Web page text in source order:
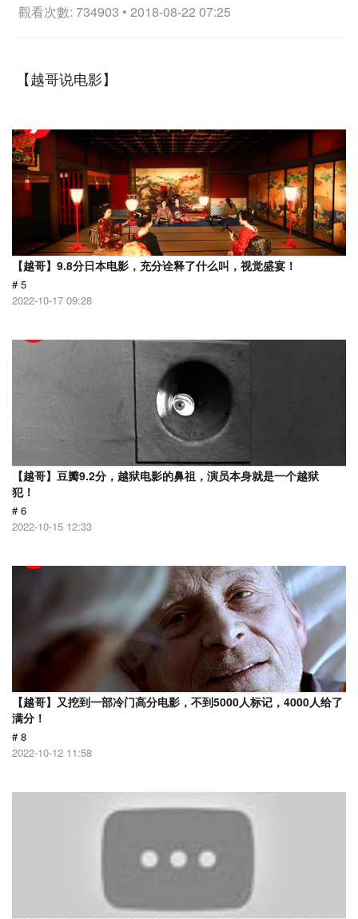
觀看次數: 734903 • 2018-08-22 07:25
【越哥说电影】
【越哥】9.8分日本电影，充分诠释了什么叫，视觉盛宴！
# 5
2022-10-17 09:28
【越哥】豆瓣9.2分，越狱电影的鼻祖，演员本身就是一个越狱
犯！
# 6
2022-10-15 12:33
【越哥】又挖到一部冷门高分电影，不到5000人标记，4000人给了
满分！
# 8
2022-10-12 11:58